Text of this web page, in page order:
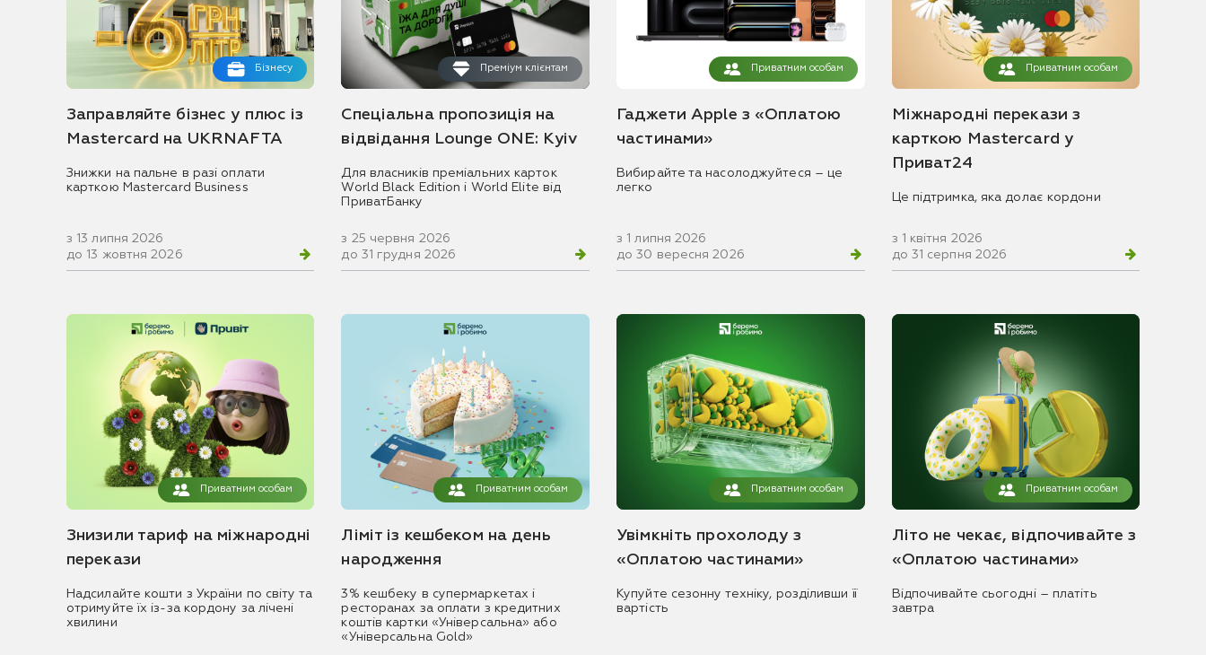
Бізнесу
Заправляйте бізнес у плюс із
Mastercard на UKRNAFTA
Знижки на пальне в разі оплати
карткою Mastercard Business
з 13 липня 2026
до 13 жовтня 2026
Преміум клієнтам
Спеціальна пропозиція на
відвідання Lounge ONE: Kyiv
Для власників преміальних карток
World Black Edition і World Elite від
ПриватБанку
з 25 червня 2026
до 31 грудня 2026
Приватним особам
Гаджети Apple з «Оплатою
частинами»
Вибирайте та насолоджуйтеся – це
легко
з 1 липня 2026
до 30 вересня 2026
Приватним особам
Міжнародні перекази з
карткою Mastercard у
Приват24
Це підтримка, яка долає кордони
з 1 квітня 2026
до 31 серпня 2026
Приватним особам
Знизили тариф на міжнародні
перекази
Надсилайте кошти з України по світу та
отримуйте їх із-за кордону за лічені
хвилини
Приватним особам
Ліміт із кешбеком на день
народження
3% кешбеку в супермаркетах і
ресторанах за оплати з кредитних
коштів картки «Універсальна» або
«Універсальна Gold»
Приватним особам
Увімкніть прохолоду з
«Оплатою частинами»
Купуйте сезонну техніку, розділивши її
вартість
Приватним особам
Літо не чекає, відпочивайте з
«Оплатою частинами»
Відпочивайте сьогодні – платіть
завтра